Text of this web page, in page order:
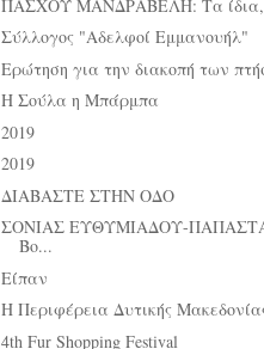
ΠΑΣΧΟΥ ΜΑΝΔΡΑΒΕΛΗ: Τα ίδια,
Σύλλογος "Αδελφοί Εμμανουήλ"
Ερώτηση για την διακοπή των
Η Σούλα η Μπάρμπα
2019
2019
ΔΙΑΒΑΣΤΕ ΣΤΗΝ ΟΔΟ
ΣΟΝΙΑΣ ΕΥΘΥΜΙΑΔΟΥ-
Βο...
Είπαν
Η Περιφέρεια Δυτικής
4th Fur Shopping Festival